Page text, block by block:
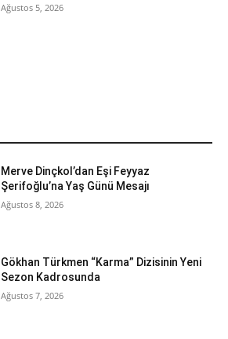
Ağustos 5, 2026
Merve Dinçkol’dan Eşi Feyyaz
Şerifoğlu’na Yaş Günü Mesajı
Ağustos 8, 2026
Gökhan Türkmen “Karma” Dizisinin Yeni
Sezon Kadrosunda
Ağustos 7, 2026